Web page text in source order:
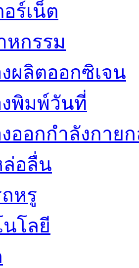
ร์เน็ต
หกรรม
งผลิตออกซิเจน
งพิมพ์วันที่
งออกกำลังกาย
ล่อลื่น
ถหรู
นโลยี